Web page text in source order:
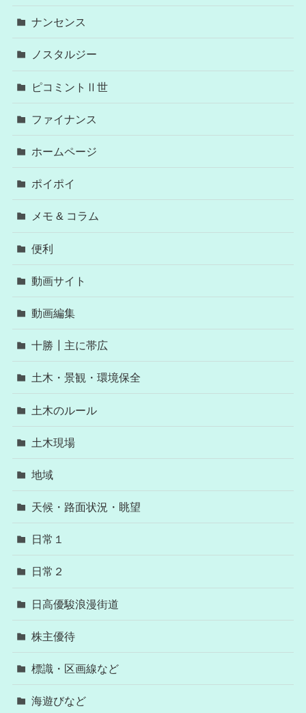
ナンセンス
ノスタルジー
ピコミントⅡ世
ファイナンス
ホームページ
ポイポイ
メモ & コラム
便利
動画サイト
動画編集
十勝┃主に帯広
土木・景観・環境保全
土木のルール
土木現場
地域
天候・路面状況・眺望
日常１
日常２
日高優駿浪漫街道
株主優待
標識・区画線など
海遊びなど